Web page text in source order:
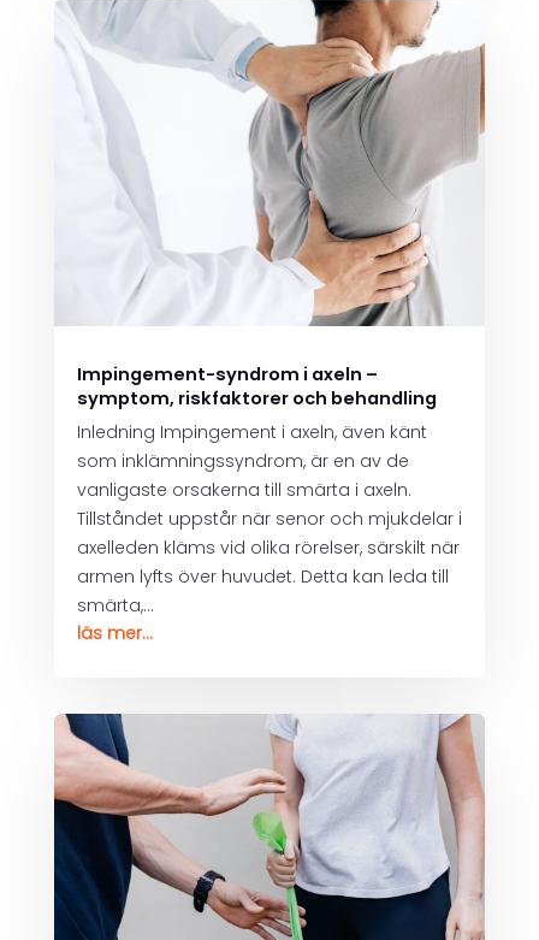
Impingement-syndrom i axeln –
symptom, riskfaktorer och behandling
Inledning Impingement i axeln, även känt
som inklämningssyndrom, är en av de
vanligaste orsakerna till smärta i axeln.
Tillståndet uppstår när senor och mjukdelar i
axelleden kläms vid olika rörelser, särskilt när
armen lyfts över huvudet. Detta kan leda till
smärta,...
läs mer...